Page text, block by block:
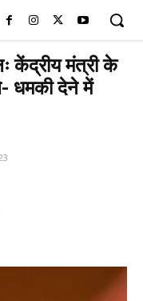
केंद्रीय मंत्री के
धमकी देने में